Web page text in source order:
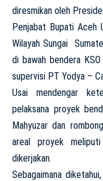
diresmikan oleh
Penjabat Bupati Aceh
Wilayah Sungai
di bawah bendera
supervisi PT Yodya –
Usai mendengar
pelaksana proyek
Mahyuzar dan
areal proyek
dikerjakan.
Sebagaimana